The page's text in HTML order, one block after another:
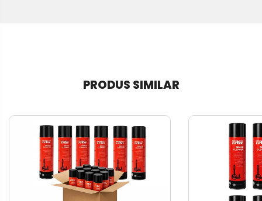
PRODUS SIMILAR